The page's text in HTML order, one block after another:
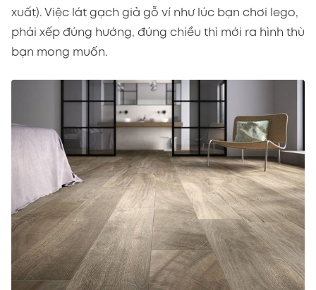
xuất). Việc lát gạch giả gỗ ví như lúc bạn chơi lego,
phải xếp đúng hướng, đúng chiều thì mới ra hình thù
bạn mong muốn.